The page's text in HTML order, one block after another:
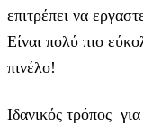
επιτρέπει να
Είναι πολύ πιο
πινέλο!
Ιδανικός τρόπος